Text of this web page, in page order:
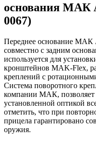
основания МАК
0067)
Переднее основание МАК
совместно с задним
используется для
кронштейнов MAK-Flex,
креплений с
Система поворотного
компании МАК, позволяет
установленной оптикой
отметить, что при
прицела гарантировано
оружия.